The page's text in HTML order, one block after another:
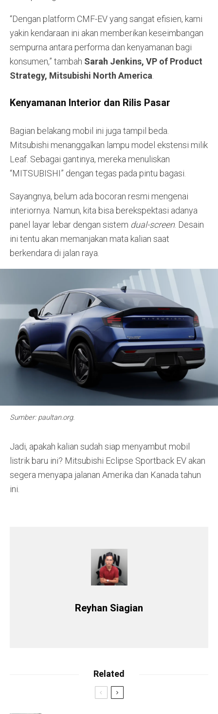
“Dengan platform CMF-EV yang sangat efisien, kami
yakin kendaraan ini akan memberikan keseimbangan
sempurna antara performa dan kenyamanan bagi
konsumen,” tambah Sarah Jenkins, VP of Product
Strategy, Mitsubishi North America
Kenyamanan Interior dan Rilis Pasar
Bagian belakang mobil ini juga tampil beda.
Mitsubishi menanggalkan lampu model ekstensi milik
Leaf. Sebagai gantinya, mereka menuliskan
“MITSUBISHI” dengan tegas pada pintu bagasi.
Sayangnya, belum ada bocoran resmi mengenai
interiornya. Namun, kita bisa berekspektasi adanya
panel layar lebar dengan sistem dual-screen. Desain
ini tentu akan memanjakan mata kalian saat
berkendara di jalan raya.
Sumber: paultan.org.
Jadi, apakah kalian sudah siap menyambut mobil
listrik baru ini? Mitsubishi Eclipse Sportback EV akan
segera menyapa jalanan Amerika dan Kanada tahun
ini.
Reyhan Siagian
Related